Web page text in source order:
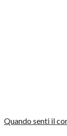
Quando senti il